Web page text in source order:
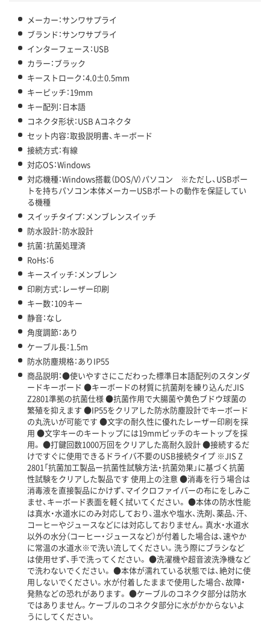
メーカー：サンワサプライ
ブランド：サンワサプライ
インターフェース：USB
カラー：ブラック
キーストローク：4.0±0.5mm
キーピッチ：19mm
キー配列：日本語
コネクタ形状：USB Aコネクタ
セット内容：取扱説明書、キーボード
接続方式：有線
対応OS：Windows
対応機種：Windows搭載（DOS/V）パソコン ※ただし、USBポー
トを持ちパソコン本体メーカーUSBポートの動作を保証してい
る機種
スイッチタイプ：メンブレンスイッチ
防水設計：防水設計
抗菌：抗菌処理済
RoHs：6
キースイッチ：メンブレン
印刷方式：レーザー印刷
キー数：109キー
静音：なし
角度調節：あり
ケーブル長：1.5m
防水防塵規格：ありIP55
商品説明：●使いやすさにこだわった標準日本語配列のスタンダ
ードキーボード ●キーボードの材質に抗菌剤を練り込んだJIS
Z2801準拠の抗菌仕様 ●抗菌作用で大腸菌や黄色ブドウ球菌の
繁殖を抑えます ●IP55をクリアした防水防塵設計でキーボード
の丸洗いが可能です ●文字の耐久性に優れたレーザー印刷を採
用 ●文字キーのキートップには19mmピッチのキートップを採
用。 ●打鍵回数1000万回をクリアした高耐久設計 ●接続するだ
けですぐに使用できるドライバ不要のUSB接続タイプ ※JIS Z
2801「抗菌加工製品ー抗菌性試験方法・抗菌効果」に基づく抗菌
性試験をクリアした製品です 使用上の注意 ●消毒を行う場合は
消毒液を直接製品にかけず、マイクロファイバーの布にをしみこ
ませ、キーボード表面を軽く拭いてください。 ●本体の防水性能
は真水・水道水にのみ対応しており、温水や塩水、洗剤、薬品、汗、
コーヒーやジュースなどには対応しておりません。真水・水道水
以外の水分（コーヒー・ジュースなど）が付着した場合は、速やか
に常温の水道水※で洗い流してください。洗う際にブラシなど
は使用せず、手で洗ってください。 ●洗濯機や超音波洗浄機など
で洗わないでください。 ●本体が濡れている状態では、絶対に使
用しないでください。水が付着したままで使用した場合、故障・
発熱などの恐れがあります。 ●ケーブルのコネクタ部分は防水
ではありません。ケーブルのコネクタ部分に水がかからないよ
うにしてください。